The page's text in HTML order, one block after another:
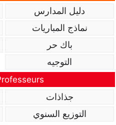
دليل المدارس
نماذج المباريات
باك حر
التوجيه
جذاذات
التوزيع السنوي